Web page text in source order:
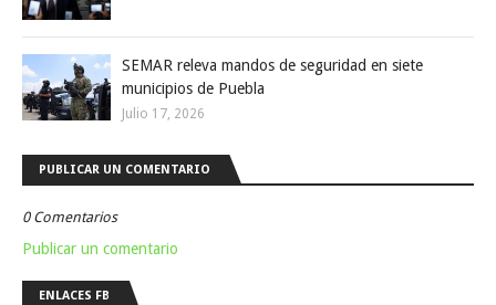
SEMAR releva mandos de seguridad en siete
municipios de Puebla
Julio 17, 2026
PUBLICAR UN COMENTARIO
0 Comentarios
Publicar un comentario
ENLACES FB